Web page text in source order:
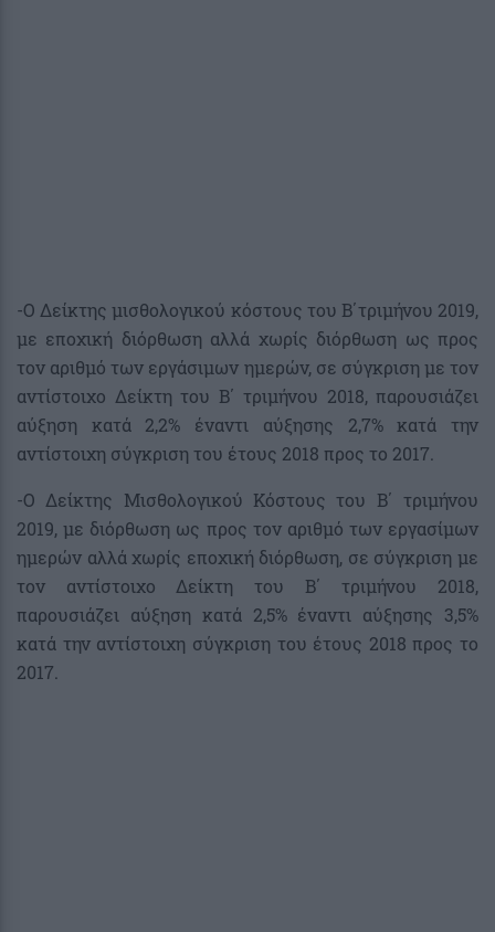
-Ο Δείκτης μισθολογικού κόστους του Β΄τριμήνου 2019,
με εποχική διόρθωση αλλά χωρίς διόρθωση ως προς
τον αριθμό των εργάσιμων ημερών, σε σύγκριση με τον
αντίστοιχο Δείκτη του Β΄ τριμήνου 2018, παρουσιάζει
αύξηση κατά 2,2% έναντι αύξησης 2,7% κατά την
αντίστοιχη σύγκριση του έτους 2018 προς το 2017.
-Ο Δείκτης Μισθολογικού Κόστους του Β΄ τριμήνου
2019, με διόρθωση ως προς τον αριθμό των εργασίμων
ημερών αλλά χωρίς εποχική διόρθωση, σε σύγκριση με
τον αντίστοιχο Δείκτη του Β΄ τριμήνου 2018,
παρουσιάζει αύξηση κατά 2,5% έναντι αύξησης 3,5%
κατά την αντίστοιχη σύγκριση του έτους 2018 προς το
2017.